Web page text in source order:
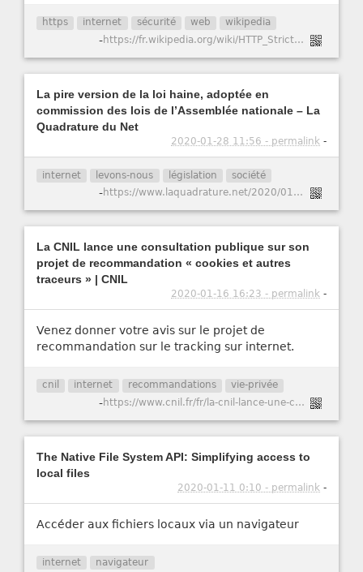
https internet sécurité web wikipedia
- https://fr.wikipedia.org/wiki/HTTP_Strict_Transport_Security
La pire version de la loi haine, adoptée en
commission des lois de l’Assemblée nationale – La
Quadrature du Net
2020-01-28 11:56 - permalink -
internet levons-nous législation société
- https://www.laquadrature.net/2020/01/15/la-pire-version-de-la-loi-haine-adoptee-en-commission-des-lois-de-lassemblee-nationale/
La CNIL lance une consultation publique sur son
projet de recommandation « cookies et autres
traceurs » | CNIL
2020-01-16 16:23 - permalink -
Venez donner votre avis sur le projet de
recommandation sur le tracking sur internet.
cnil internet recommandations vie-privée
- https://www.cnil.fr/fr/la-cnil-lance-une-consultation-publique-sur-son-projet-de-recommandation-cookies-et-autres-traceurs
The Native File System API: Simplifying access to
local files
2020-01-11 0:10 - permalink -
Accéder aux fichiers locaux via un navigateur
internet navigateur